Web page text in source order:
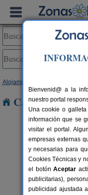
Alojamientos
Casas Rurales
La
San Pedro
Bienvenid@ a la
nuestro portal
Una cookie o
información que se
visitar el portal.
empresas externas
y necesarias para
Cookies Técnicas y
el botónAceptar
publicitarias),
publicidad ajustada